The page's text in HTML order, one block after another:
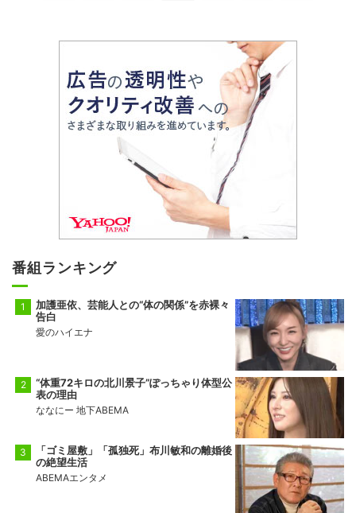
番組ランキング
加護亜依、芸能人との“体の関係”を赤裸々
告白
愛のハイエナ
“体重72キロの北川景子”ぽっちゃり体型公
表の理由
ななにー 地下ABEMA
「ゴミ屋敷」「孤独死」布川敏和の離婚後
の絶望生活
ABEMAエンタメ